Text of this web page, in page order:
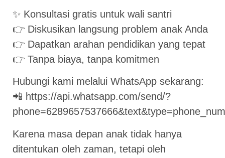
✨ Konsultasi gratis untuk wali santri
👉 Diskusikan langsung problem anak Anda
👉 Dapatkan arahan pendidikan yang tepat
👉 Tanpa biaya, tanpa komitmen
Hubungi kami melalui WhatsApp sekarang:
📲 https://api.whatsapp.com/send/?
Karena masa depan anak tidak hanya
ditentukan oleh zaman, tetapi oleh